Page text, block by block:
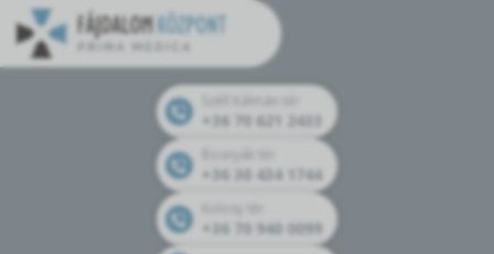
+36 70 621 2433
+36 30 434 1744
+36 70 940 0099